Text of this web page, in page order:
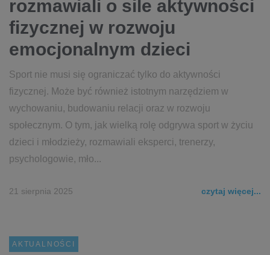
rozmawiali o sile aktywności
fizycznej w rozwoju
emocjonalnym dzieci
Sport nie musi się ograniczać tylko do aktywności
fizycznej. Może być również istotnym narzędziem w
wychowaniu, budowaniu relacji oraz w rozwoju
społecznym. O tym, jak wielką rolę odgrywa sport w życiu
dzieci i młodzieży, rozmawiali eksperci, trenerzy,
psychologowie, mło...
21 sierpnia 2025 czytaj więcej...
AKTUALNOŚCI